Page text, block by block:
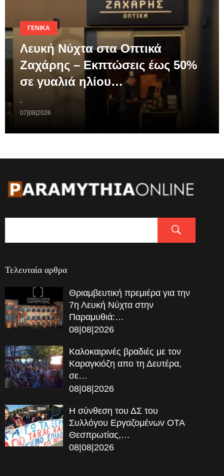
ΓΕΝΙΚΆ
Λευκή Νύχτα στα Οπτικά
Ζαχάρης – Εκπτώσεις έως 50%
σε γυαλιά ηλίου…
.
07|08|2026
Τελευταία αρθρα
Θριαμβευτική πρεμιέρα για την
7η Λευκή Νύχτα στην
Παραμυθιά:…
08|08|2026
Καλοκαιρινές βραδιές με τον
Καραγκιόζη απο τη Δευτέρα,
σε…
08|08|2026
Η σύνθεση του ΔΣ του
Συλλόγου Εργαζομένων ΟΤΑ
Θεσπρωτίας,…
08|08|2026